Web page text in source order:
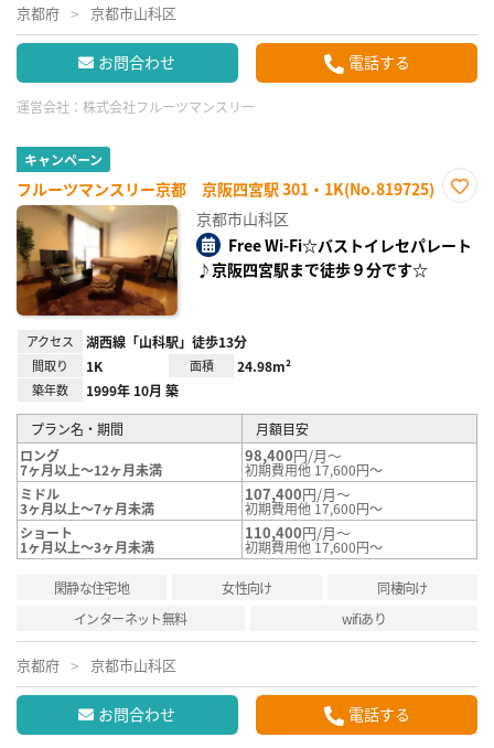
京都府 京都市山科区
お問合わせ 電話する
運営会社： 株式会社フルーツマンスリー
キャンペーン
フルーツマンスリー京都 京阪四宮駅 301・1K(No.819725)
り登
京都市山科区
Free Wi-Fi☆バストイレセパレート
♪京阪四宮駅まで徒歩９分です☆
アクセス 湖西線「山科駅」徒歩13分
間取り 1K 面積 24.98m²
築年数 1999年 10月 築
プラン名・期間
月額目安
ロング
7ヶ月以上～12ヶ月未満
98,400円/月～
初期費用他 17,600円～
ミドル
3ヶ月以上～7ヶ月未満
107,400円/月～
初期費用他 17,600円～
ショート
1ヶ月以上～3ヶ月未満
110,400円/月～
初期費用他 17,600円～
閑静な住宅地 女性向け
同棲向け
インターネット無料
wifiあり
京都府 京都市山科区
お問合わせ 電話する